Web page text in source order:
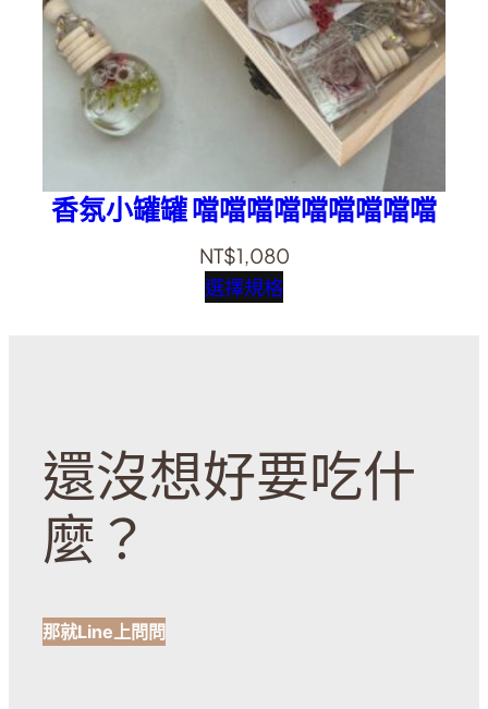
香氛小罐罐 噹噹噹噹噹噹噹噹噹
NT$1,080
選擇規格
還沒想好要吃什
麼？
那就Line上問問